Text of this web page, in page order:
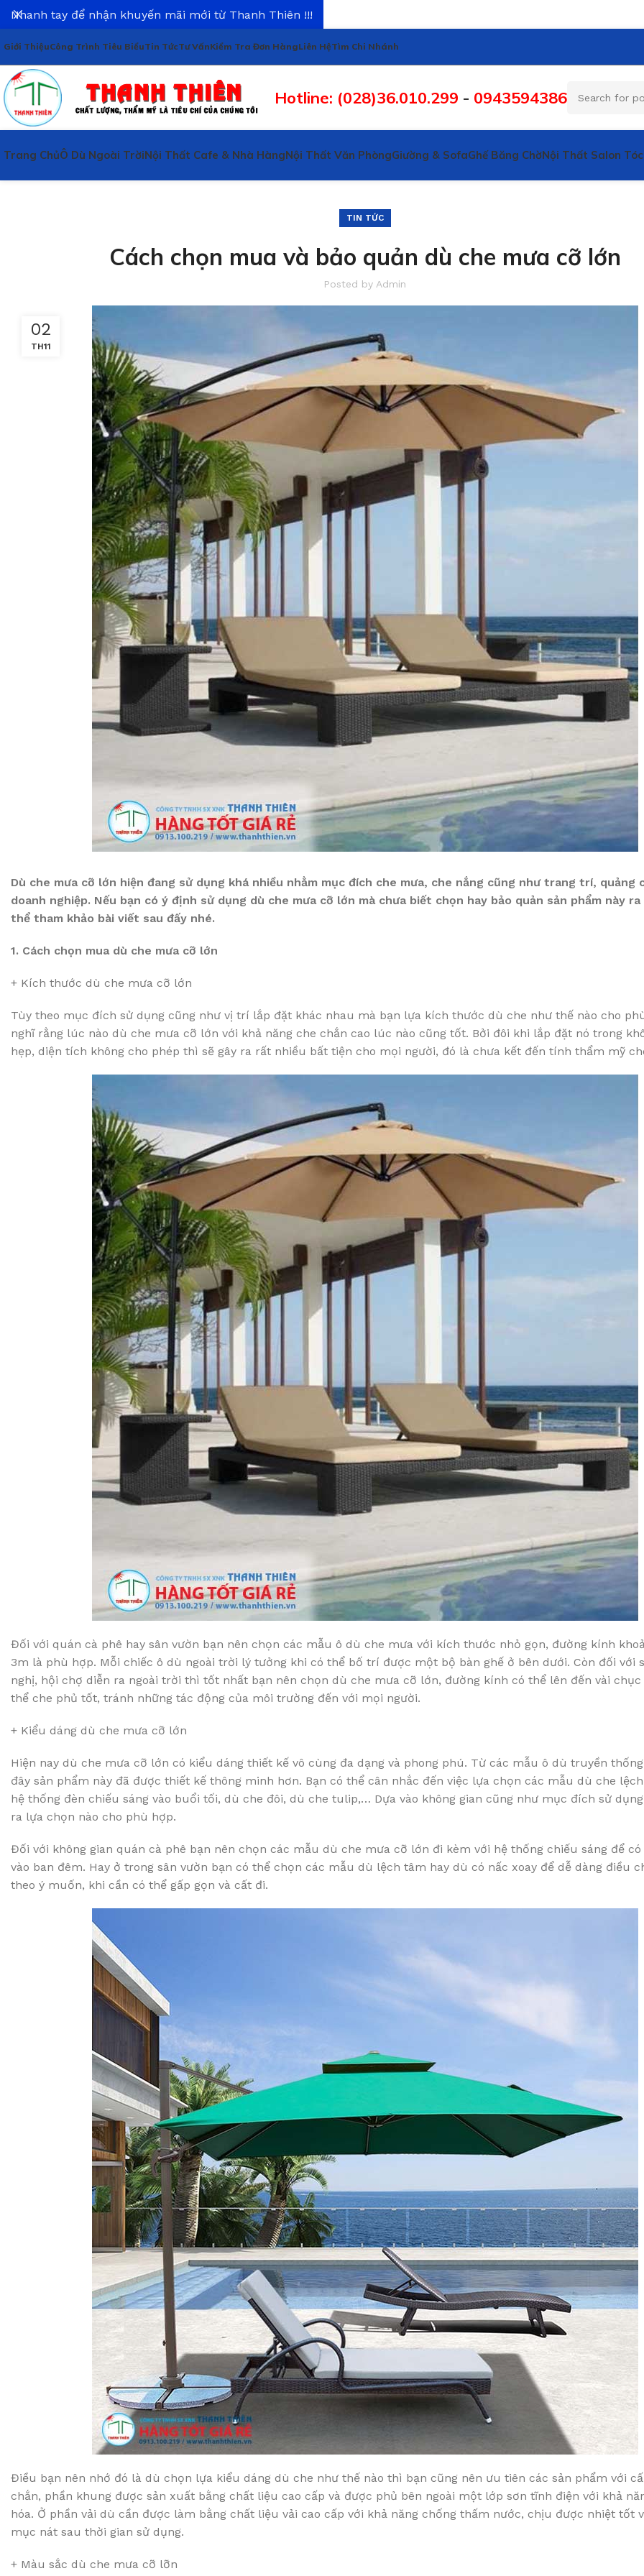
Giới ThiệuCông Trình Tiêu BiểuTin TứcTư VấnKiểm Tra Đơn HàngLiên HệTìm Chi Nhánh
Hotline: (028)36.010.299 - 0943594386
Trang ChủÔ Dù Ngoài TrờiNội Thất Cafe & Nhà HàngNội Thất Văn PhòngGiường & SofaGhế Băng ChờNội Thất Salon Tóc
TIN TỨC
Cách chọn mua và bảo quản dù che mưa cỡ lớn
Posted by Admin
02
TH11
Dù che mưa cỡ lớn hiện đang sử dụng khá nhiều nhằm mục đích che mưa, che nắng cũng như trang trí, quảng
doanh nghiệp. Nếu bạn có ý định sử dụng dù che mưa cỡ lớn mà chưa biết chọn hay bảo quản sản phẩm này
thể tham khảo bài viết sau đấy nhé.
1. Cách chọn mua dù che mưa cỡ lớn
+ Kích thước dù che mưa cỡ lớn
Tùy theo mục đích sử dụng cũng như vị trí lắp đặt khác nhau mà bạn lựa kích thước dù che như thế nào cho
nghĩ rằng lúc nào dù che mưa cỡ lớn với khả năng che chắn cao lúc nào cũng tốt. Bởi đôi khi lắp đặt nó trong
hẹp, diện tích không cho phép thì sẽ gây ra rất nhiều bất tiện cho mọi người, đó là chưa kết đến tính thẩm mỹ
Đối với quán cà phê hay sân vườn bạn nên chọn các mẫu ô dù che mưa với kích thước nhỏ gọn, đường kính
3m là phù hợp. Mỗi chiếc ô dù ngoài trời lý tưởng khi có thể bố trí được một bộ bàn ghế ở bên dưới. Còn đối với
nghị, hội chợ diễn ra ngoài trời thì tốt nhất bạn nên chọn dù che mưa cỡ lớn, đường kính có thể lên đến vài chục
thể che phủ tốt, tránh những tác động của môi trường đến với mọi người.
+ Kiểu dáng dù che mưa cỡ lớn
Hiện nay dù che mưa cỡ lớn có kiểu dáng thiết kế vô cùng đa dạng và phong phú. Từ các mẫu ô dù truyền
đây sản phẩm này đã được thiết kế thông minh hơn. Bạn có thể cân nhắc đến việc lựa chọn các mẫu dù che
hệ thống đèn chiếu sáng vào buổi tối, dù che đôi, dù che tulip,… Dựa vào không gian cũng như mục đích sử
ra lựa chọn nào cho phù hợp.
Đối với không gian quán cà phê bạn nên chọn các mẫu dù che mưa cỡ lớn đi kèm với hệ thống chiếu sáng để
vào ban đêm. Hay ở trong sân vườn bạn có thể chọn các mẫu dù lệch tâm hay dù có nấc xoay để dễ dàng điều
theo ý muốn, khi cần có thể gấp gọn và cất đi.
Điều bạn nên nhớ đó là dù chọn lựa kiểu dáng dù che như thế nào thì bạn cũng nên ưu tiên các sản phẩm với
chắn, phần khung được sản xuất bằng chất liệu cao cấp và được phủ bên ngoài một lớp sơn tĩnh điện với khả
hóa. Ở phần vải dù cần được làm bằng chất liệu vải cao cấp với khả năng chống thấm nước, chịu được nhiệt tốt
mục nát sau thời gian sử dụng.
+ Màu sắc dù che mưa cỡ lỡn
Nhanh tay để nhận khuyến mãi mới từ Thanh Thiên !!!